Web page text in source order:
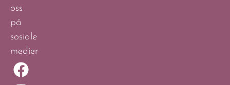
oss
på
sosiale
medier